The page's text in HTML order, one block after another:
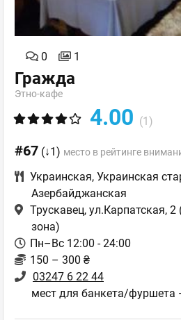
0 1
Гражда
Этно-кафе
4.00 (1)
#67 (↓1) место в рейтинге
Украинская, Украинская
Азербайджанская
Трускавец, ул.Карпатская, 2
зона)
Пн–Вс 12:00 - 24:00
150 – 300 ₴
03247 6 22 44
мест для банкета/фуршета